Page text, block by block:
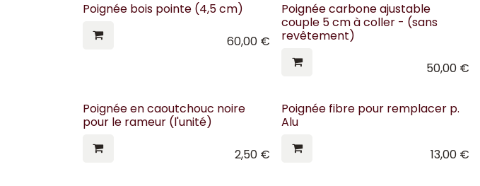
Poignée bois pointe (4,5 cm)
60,00 €
Poignée carbone ajustable
couple 5 cm à coller - (sans
revêtement)
50,00€
Poignée en caoutchouc noire
pour le rameur (l'unité)
2,50 €
Poignée fibre pour remplacer p.
Alu
13,00€